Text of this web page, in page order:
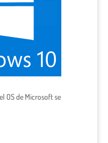
OS de Microsoft se